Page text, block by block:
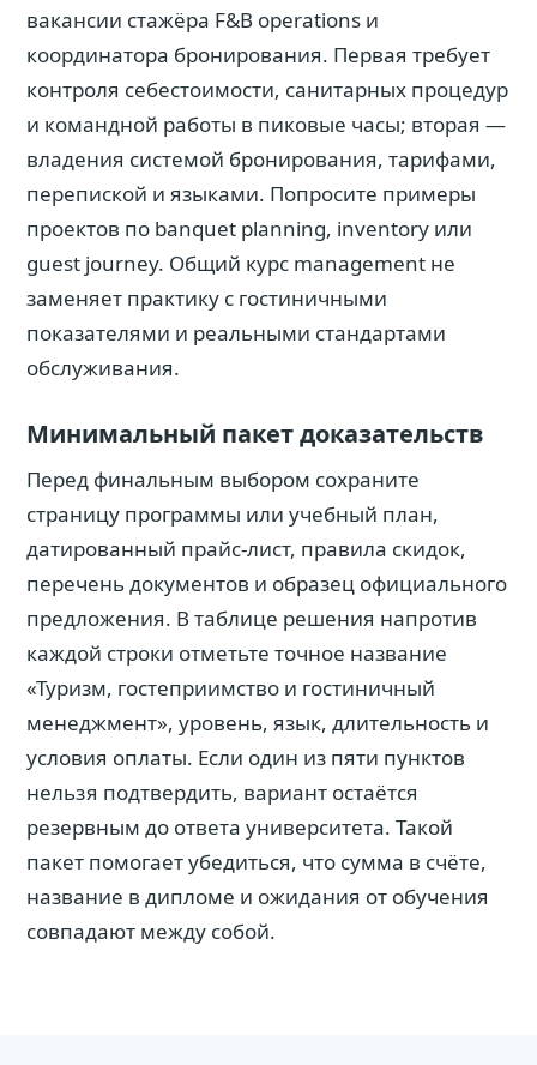
вакансии стажёра F&B operations и
координатора бронирования. Первая требует
контроля себестоимости, санитарных процедур
и командной работы в пиковые часы; вторая —
владения системой бронирования, тарифами,
перепиской и языками. Попросите примеры
проектов по banquet planning, inventory или
guest journey. Общий курс management не
заменяет практику с гостиничными
показателями и реальными стандартами
обслуживания.
Минимальный пакет доказательств
Перед финальным выбором сохраните
страницу программы или учебный план,
датированный прайс-лист, правила скидок,
перечень документов и образец официального
предложения. В таблице решения напротив
каждой строки отметьте точное название
«Туризм, гостеприимство и гостиничный
менеджмент», уровень, язык, длительность и
условия оплаты. Если один из пяти пунктов
нельзя подтвердить, вариант остаётся
резервным до ответа университета. Такой
пакет помогает убедиться, что сумма в счёте,
название в дипломе и ожидания от обучения
совпадают между собой.